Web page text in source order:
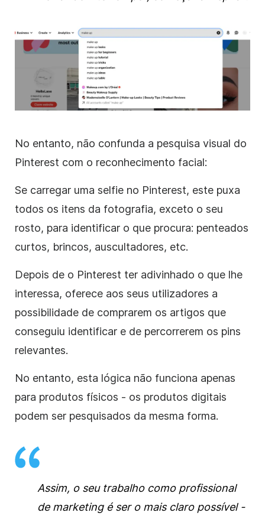
No entanto, não confunda a pesquisa visual do
Pinterest com o reconhecimento facial:
Se carregar uma selfie no Pinterest, este puxa
todos os itens da fotografia, exceto o seu
rosto, para identificar o que procura: penteados
curtos, brincos, auscultadores, etc.
Depois de o Pinterest ter adivinhado o que lhe
interessa, oferece aos seus utilizadores a
possibilidade de comprarem os artigos que
conseguiu identificar e de percorrerem os pins
relevantes.
No entanto, esta lógica não funciona apenas
para produtos físicos - os produtos digitais
podem ser pesquisados da mesma forma.
Assim, o seu trabalho como profissional
de marketing é ser o mais claro possível -